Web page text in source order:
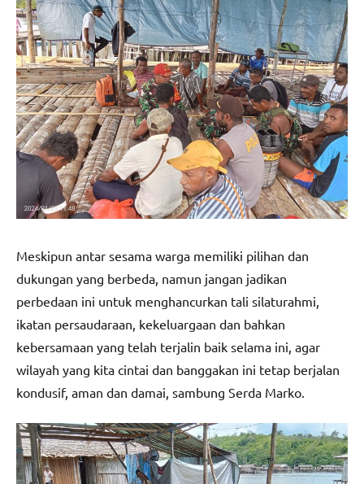
Meskipun antar sesama warga memiliki pilihan dan
dukungan yang berbeda, namun jangan jadikan
perbedaan ini untuk menghancurkan tali silaturahmi,
ikatan persaudaraan, kekeluargaan dan bahkan
kebersamaan yang telah terjalin baik selama ini, agar
wilayah yang kita cintai dan banggakan ini tetap berjalan
kondusif, aman dan damai, sambung Serda Marko.